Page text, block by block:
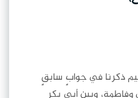
ذكرنا في جوابٍ سابقٍ
وبين أبي بكر